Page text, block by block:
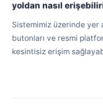
yoldan nasıl
Sistemimiz üzerinde yer
butonları ve resmi
kesintisiz erişim